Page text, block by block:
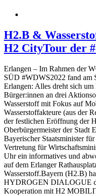
H2.B &
H2 CityTour der
Erlangen – Im Rahmen der
SÜD #WDWS2022 fand am
Erlangen: Alles dreht sich um
Bürger:innen an drei
Wasserstoff mit Fokus auf
Wasserstoffakteure (aus der
der festlichen Eröffnung der
Oberbürgermeister der Stadt
Bayerischer Staatsminister
Vertretung für
Uhr ein informatives und
auf dem Erlanger
Wasserstoff.Bayern (H2.B)
HYDROGEN DIALOGUE
Kooperation mit H2